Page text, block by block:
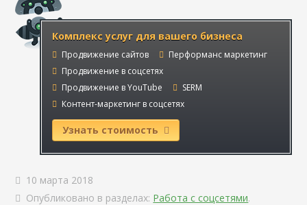
Комплекс услуг для вашего бизнеса
Продвижение сайтов
Перформанс маркетинг
Продвижение в соцсетях
Продвижение в YouTube
SERM
Контент-маркетинг в соцсетях
Узнать стоимость
10 марта 2018
Опубликовано в разделах: Работа с соцсетями.